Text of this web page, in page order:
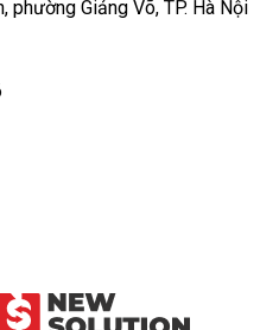
phường Giảng Võ, TP. Hà Nội